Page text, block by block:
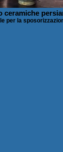
ceramiche
per la